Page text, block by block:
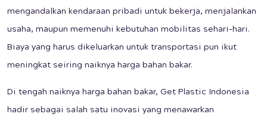
mengandalkan kendaraan pribadi untuk bekerja, menjalankan
usaha, maupun memenuhi kebutuhan mobilitas sehari-hari.
Biaya yang harus dikeluarkan untuk transportasi pun ikut
meningkat seiring naiknya harga bahan bakar.
Di tengah naiknya harga bahan bakar, Get Plastic Indonesia
hadir sebagai salah satu inovasi yang menawarkan